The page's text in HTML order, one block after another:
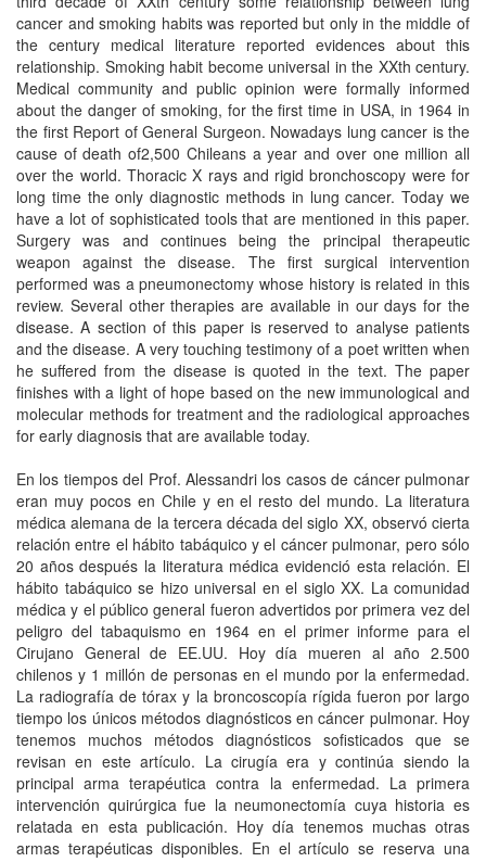
cancer and smoking habits was reported but only in the middle of
the century medical literature reported evidences about this
relationship. Smoking habit become universal in the XXth century.
Medical community and public opinion were formally informed
about the danger of smoking, for the first time in USA, in 1964 in
the first Report of General Surgeon. Nowadays lung cancer is the
cause of death of2,500 Chileans a year and over one million all
over the world. Thoracic X rays and rigid bronchoscopy were for
long time the only diagnostic methods in lung cancer. Today we
have a lot of sophisticated tools that are mentioned in this paper.
Surgery was and continues being the principal therapeutic
weapon against the disease. The first surgical intervention
performed was a pneumonectomy whose history is related in this
review. Several other therapies are available in our days for the
disease. A section of this paper is reserved to analyse patients
and the disease. A very touching testimony of a poet written when
he suffered from the disease is quoted in the text. The paper
finishes with a light of hope based on the new immunological and
molecular methods for treatment and the radiological approaches
for early diagnosis that are available today.
En los tiempos del Prof. Alessandri los casos de cáncer pulmonar
eran muy pocos en Chile y en el resto del mundo. La literatura
médica alemana de la tercera década del siglo XX, observó cierta
relación entre el hábito tabáquico y el cáncer pulmonar, pero sólo
20 años después la literatura médica evidenció esta relación. El
hábito tabáquico se hizo universal en el siglo XX. La comunidad
médica y el público general fueron advertidos por primera vez del
peligro del tabaquismo en 1964 en el primer informe para el
Cirujano General de EE.UU. Hoy día mueren al año 2.500
chilenos y 1 millón de personas en el mundo por la enfermedad.
La radiografía de tórax y la broncoscopía rígida fueron por largo
tiempo los únicos métodos diagnósticos en cáncer pulmonar. Hoy
tenemos muchos métodos diagnósticos sofisticados que se
revisan en este artículo. La cirugía era y continúa siendo la
principal arma terapéutica contra la enfermedad. La primera
intervención quirúrgica fue la neumonectomía cuya historia es
relatada en esta publicación. Hoy día tenemos muchas otras
armas terapéuticas disponibles. En el artículo se reserva una